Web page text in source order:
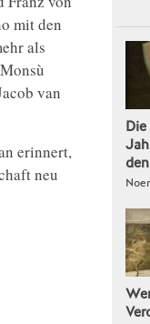
mit den
als
van
erinnert,
neu